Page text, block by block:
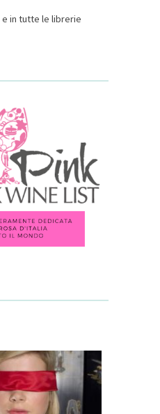
e in tutte le librerie